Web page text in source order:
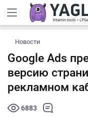
Новости
Google Ads
версию
рекламном
6883